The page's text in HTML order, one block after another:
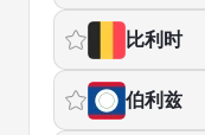
比利时
伯利兹